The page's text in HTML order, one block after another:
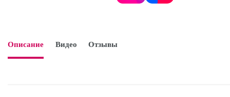
Описание Видео Отзывы